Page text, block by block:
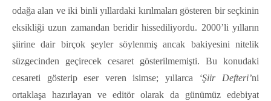
odağa alan ve iki binli yıllardaki kırılmaları gösteren bir seçkinin
eksikliği uzun zamandan beridir hissediliyordu. 2000’li yılların
şiirine dair birçok şeyler söylenmiş ancak bakiyesini nitelik
süzgecinden geçirecek cesaret gösterilmemişti. Bu konudaki
cesareti gösterip eser veren isimse; yıllarca ‘Şiir Defteri’ni
ortaklaşa hazırlayan ve editör olarak da günümüz edebiyat